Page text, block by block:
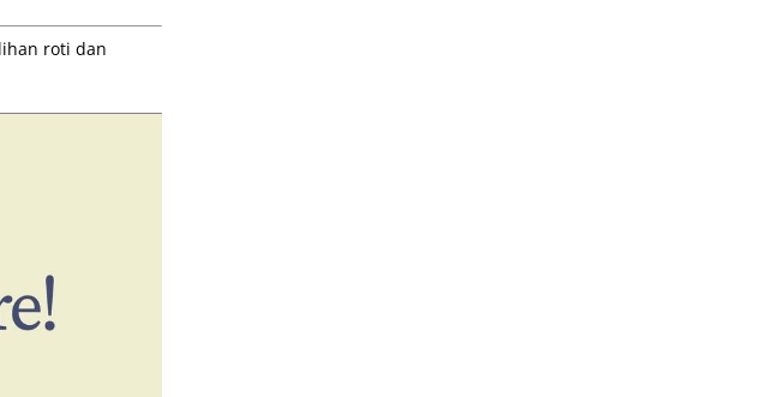
roti dan